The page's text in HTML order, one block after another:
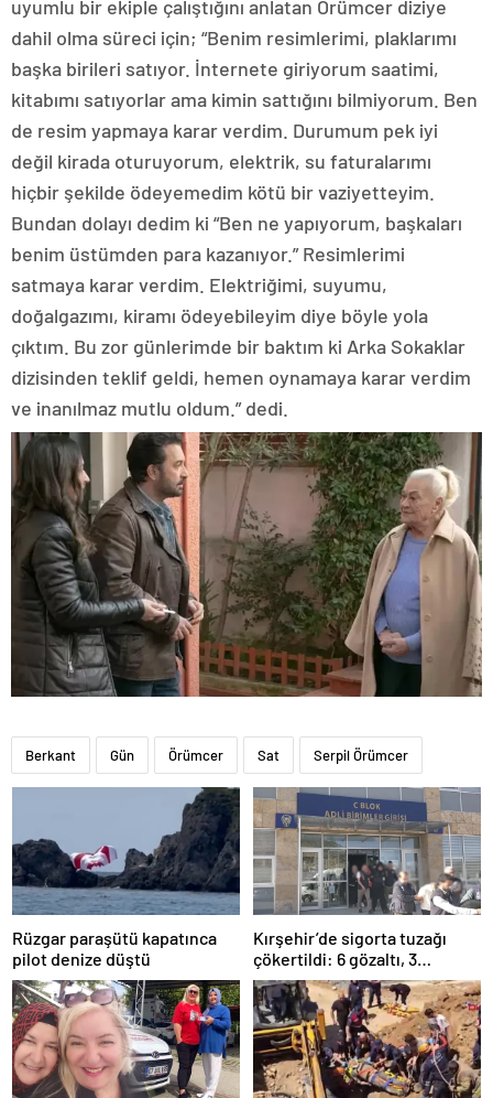
uyumlu bir ekiple çalıştığını anlatan Örümcer diziye
dahil olma süreci için; “Benim resimlerimi, plaklarımı
başka birileri satıyor. İnternete giriyorum saatimi,
kitabımı satıyorlar ama kimin sattığını bilmiyorum. Ben
de resim yapmaya karar verdim. Durumum pek iyi
değil kirada oturuyorum, elektrik, su faturalarımı
hiçbir şekilde ödeyemedim kötü bir vaziyetteyim.
Bundan dolayı dedim ki “Ben ne yapıyorum, başkaları
benim üstümden para kazanıyor.” Resimlerimi
satmaya karar verdim. Elektriğimi, suyumu,
doğalgazımı, kiramı ödeyebileyim diye böyle yola
çıktım. Bu zor günlerimde bir baktım ki Arka Sokaklar
dizisinden teklif geldi, hemen oynamaya karar verdim
ve inanılmaz mutlu oldum.” dedi.
Berkant Gün Örümcer Sat Serpil Örümcer
Rüzgar paraşütü kapatınca
pilot denize düştü
Kırşehir’de sigorta tuzağı
çökertildi: 6 gözaltı, 3
tutuklama